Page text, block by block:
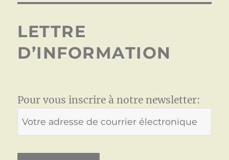
LETTRE
D’INFORMATION
Pour vous inscrire à notre newsletter: